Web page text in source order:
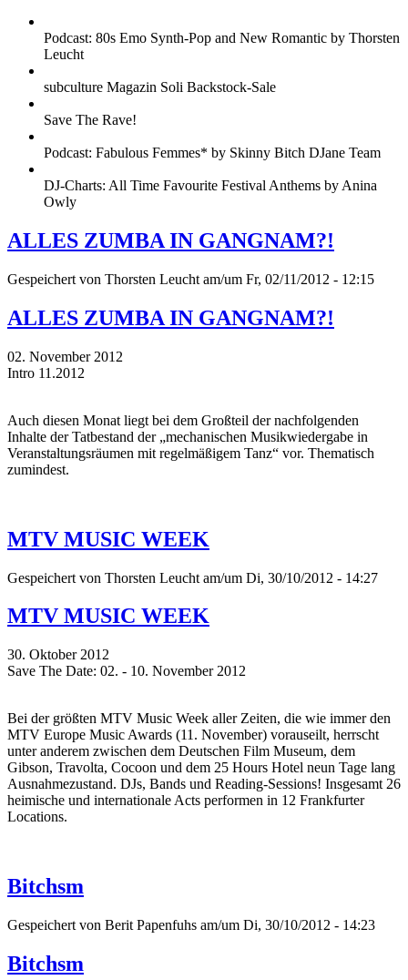
Podcast: 80s Emo Synth-Pop and New Romantic by Thorsten
Leucht
subculture Magazin Soli Backstock-Sale
Save The Rave!
Podcast: Fabulous Femmes* by Skinny Bitch DJane Team
DJ-Charts: All Time Favourite Festival Anthems by Anina
Owly
ALLES ZUMBA IN GANGNAM?!
Gespeichert von Thorsten Leucht am/um Fr, 02/11/2012 - 12:15
ALLES ZUMBA IN GANGNAM?!
02. November 2012
Intro 11.2012
Auch diesen Monat liegt bei dem Großteil der nachfolgenden
Inhalte der Tatbestand der „mechanischen Musikwiedergabe in
Veranstaltungsräumen mit regelmäßigem Tanz“ vor. Thematisch
zumindest.
MTV MUSIC WEEK
Gespeichert von Thorsten Leucht am/um Di, 30/10/2012 - 14:27
MTV MUSIC WEEK
30. Oktober 2012
Save The Date: 02. - 10. November 2012
Bei der größten MTV Music Week aller Zeiten, die wie immer den
MTV Europe Music Awards (11. November) vorauseilt, herrscht
unter anderem zwischen dem Deutschen Film Museum, dem
Gibson, Travolta, Cocoon und dem 25 Hours Hotel neun Tage lang
Ausnahmezustand. DJs, Bands und Reading-Sessions! Insgesamt 26
heimische und internationale Acts performen in 12 Frankfurter
Locations.
Bitchsm
Gespeichert von Berit Papenfuhs am/um Di, 30/10/2012 - 14:23
Bitchsm